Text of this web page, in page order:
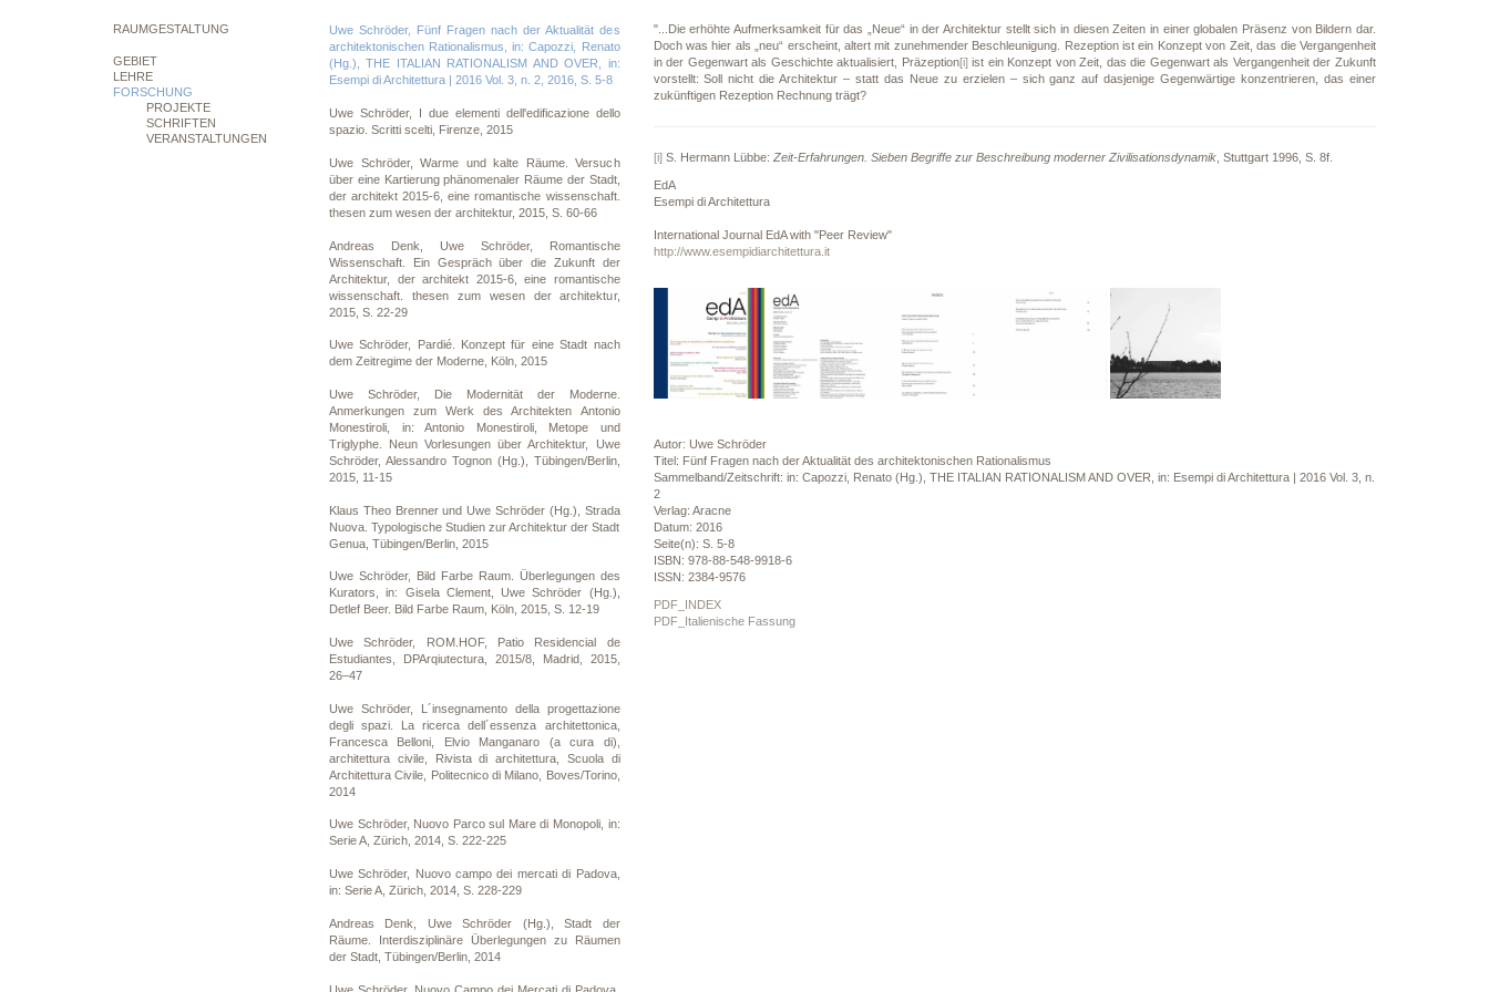
RAUMGESTALTUNG
GEBIET
LEHRE
FORSCHUNG
PROJEKTE
SCHRIFTEN
VERANSTALTUNGEN
Uwe Schröder, Fünf Fragen nach der Aktualität des
architektonischen Rationalismus, in: Capozzi, Renato
(Hg.), THE ITALIAN RATIONALISM AND OVER, in:
Esempi di Architettura | 2016 Vol. 3, n. 2, 2016, S. 5-8
Uwe Schröder, I due elementi dell'edificazione dello
spazio. Scritti scelti, Firenze, 2015
Uwe Schröder, Warme und kalte Räume. Versuch
über eine Kartierung phänomenaler Räume der Stadt,
der architekt 2015-6, eine romantische wissenschaft.
thesen zum wesen der architektur, 2015, S. 60-66
Andreas Denk, Uwe Schröder, Romantische
Wissenschaft. Ein Gespräch über die Zukunft der
Architektur, der architekt 2015-6, eine romantische
wissenschaft. thesen zum wesen der architektur,
2015, S. 22-29
Uwe Schröder, Pardié. Konzept für eine Stadt nach
dem Zeitregime der Moderne, Köln, 2015
Uwe Schröder, Die Modernität der Moderne.
Anmerkungen zum Werk des Architekten Antonio
Monestiroli, in: Antonio Monestiroli, Metope und
Triglyphe. Neun Vorlesungen über Architektur, Uwe
Schröder, Alessandro Tognon (Hg.), Tübingen/Berlin,
2015, 11-15
Klaus Theo Brenner und Uwe Schröder (Hg.), Strada
Nuova. Typologische Studien zur Architektur der Stadt
Genua, Tübingen/Berlin, 2015
Uwe Schröder, Bild Farbe Raum. Überlegungen des
Kurators, in: Gisela Clement, Uwe Schröder (Hg.),
Detlef Beer. Bild Farbe Raum, Köln, 2015, S. 12-19
Uwe Schröder, ROM.HOF, Patio Residencial de
Estudiantes, DPArqiutectura, 2015/8, Madrid, 2015,
26–47
Uwe Schröder, L´insegnamento della progettazione
degli spazi. La ricerca dell´essenza architettonica,
Francesca Belloni, Elvio Manganaro (a cura di),
architettura civile, Rivista di architettura, Scuola di
Architettura Civile, Politecnico di Milano, Boves/Torino,
2014
Uwe Schröder, Nuovo Parco sul Mare di Monopoli, in:
Serie A, Zürich, 2014, S. 222-225
Uwe Schröder, Nuovo campo dei mercati di Padova,
in: Serie A, Zürich, 2014, S. 228-229
Andreas Denk, Uwe Schröder (Hg.), Stadt der
Räume. Interdisziplinäre Überlegungen zu Räumen
der Stadt, Tübingen/Berlin, 2014
Uwe Schröder, Nuovo Campo dei Mercati di Padova,
"...Die erhöhte Aufmerksamkeit für das „Neue“ in der Architektur stellt sich in diesen Zeiten in einer globalen Präsenz von Bildern dar.
Doch was hier als „neu“ erscheint, altert mit zunehmender Beschleunigung. Rezeption ist ein Konzept von Zeit, das die Vergangenheit
in der Gegenwart als Geschichte aktualisiert, Präzeption[i]ist ein Konzept von Zeit, das die Gegenwart als Vergangenheit der Zukunft
vorstellt: Soll nicht die Architektur – statt das Neue zu erzielen – sich ganz auf dasjenige Gegenwärtige konzentrieren, das einer
zukünftigen Rezeption Rechnung trägt?
[i]S. Hermann Lübbe: Zeit-Erfahrungen. Sieben Begriffe zur Beschreibung moderner Zivilisationsdynamik, Stuttgart 1996, S. 8f.
EdA
Esempi di Architettura
International Journal EdA with "Peer Review"
http://www.esempidiarchitettura.it
Autor: Uwe Schröder
Titel: Fünf Fragen nach der Aktualität des architektonischen Rationalismus
Sammelband/Zeitschrift: in: Capozzi, Renato (Hg.), THE ITALIAN RATIONALISM AND OVER, in: Esempi di Architettura | 2016 Vol. 3, n.
2
Verlag: Aracne
Datum: 2016
Seite(n): S. 5-8
ISBN: 978-88-548-9918-6
ISSN: 2384-9576
PDF_INDEX
PDF_Italienische Fassung